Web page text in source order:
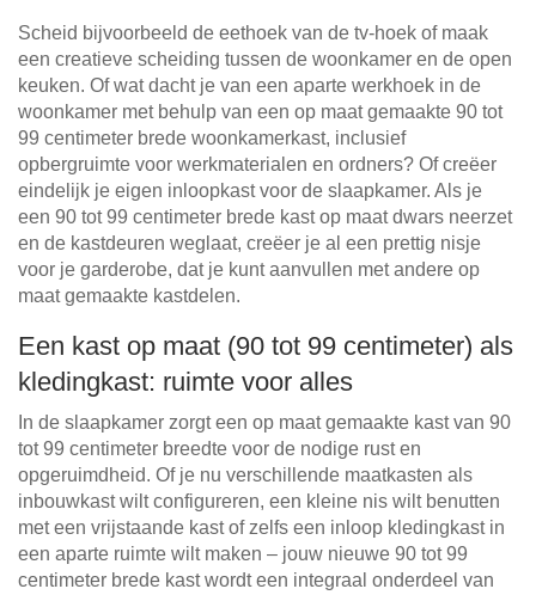
Scheid bijvoorbeeld de eethoek van de tv-hoek of maak
een creatieve scheiding tussen de woonkamer en de open
keuken. Of wat dacht je van een aparte werkhoek in de
woonkamer met behulp van een op maat gemaakte 90 tot
99 centimeter brede woonkamerkast, inclusief
opbergruimte voor werkmaterialen en ordners? Of creëer
eindelijk je eigen inloopkast voor de slaapkamer. Als je
een 90 tot 99 centimeter brede kast op maat dwars neerzet
en de kastdeuren weglaat, creëer je al een prettig nisje
voor je garderobe, dat je kunt aanvullen met andere op
maat gemaakte kastdelen.
Een kast op maat (90 tot 99 centimeter) als
kledingkast: ruimte voor alles
In de slaapkamer zorgt een op maat gemaakte kast van 90
tot 99 centimeter breedte voor de nodige rust en
opgeruimdheid. Of je nu verschillende maatkasten als
inbouwkast wilt configureren, een kleine nis wilt benutten
met een vrijstaande kast of zelfs een inloop kledingkast in
een aparte ruimte wilt maken – jouw nieuwe 90 tot 99
centimeter brede kast wordt een integraal onderdeel van